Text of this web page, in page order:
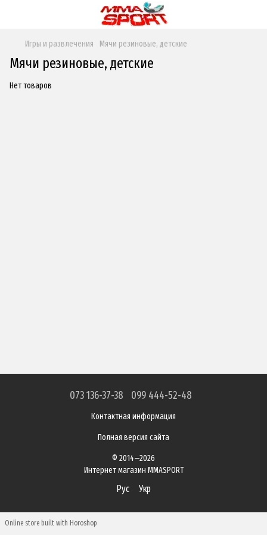
Игры и развлечения Мячи резиновые, детские
Мячи резиновые, детские
Нет товаров
073 136-37-38 099 444-52-48
Контактная информация
Полная версия сайта
© 2014—2026
Интернет магазин MMASPORT
Рус Укр
Online store built with Horoshop